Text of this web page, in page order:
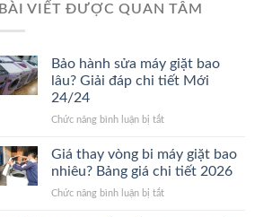
BÀI VIẾT ĐƯỢC QUAN TÂM
Bảo hành sửa máy giặt bao
lâu? Giải đáp chi tiết Mới
24/24
Chức năng bình luận bị tắtở
hành
sửa
giặt
Giá thay vòng bi máy giặt bao
nhiêu? Bảng giá chi tiết 2026
Chức năng bình luận bị tắtở